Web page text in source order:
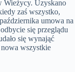
Wieżycy. Uzyskano
zaś wszystko,
umowa na
się przeglądu
się wynająć
wszystkie